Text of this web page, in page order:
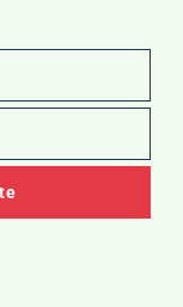
los días